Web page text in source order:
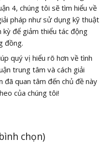
4, chúng tôi sẽ tìm hiểu về
pháp như sử dụng kỹ thuật
kỳ để giảm thiểu tác động
đồng.
quý vị hiểu rõ hơn về tình
trung tâm và cách giải
đã quan tâm đến chủ đề này
của chúng tôi!
chọn)